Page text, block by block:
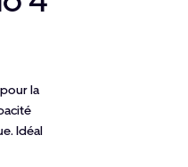
la
Idéal